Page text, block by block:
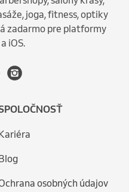
joga, fitness, optiky
zadarmo pre platformy
iOS.
osobných údajov